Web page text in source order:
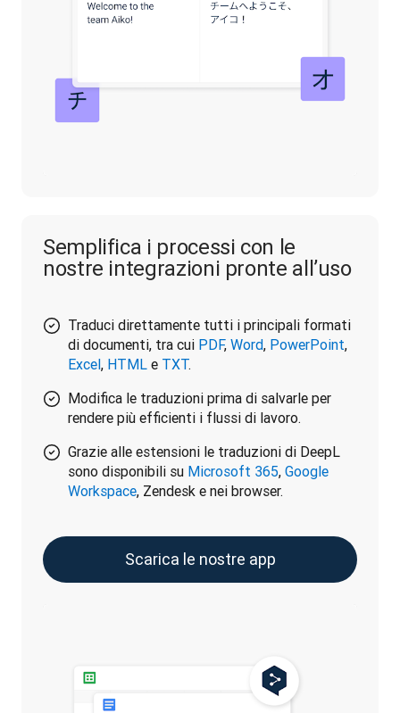
Semplifica i processi con le
nostre integrazioni pronte all’uso
Traduci direttamente tutti i principali formati
di documenti, tra cui PDF, Word, PowerPoint,
Excel, HTML e TXT.
Modifica le traduzioni prima di salvarle per
rendere più efficienti i flussi di lavoro.
Grazie alle estensioni le traduzioni di DeepL
sono disponibili su Microsoft 365, Google
Workspace, Zendesk e nei browser.
Scarica le nostre app